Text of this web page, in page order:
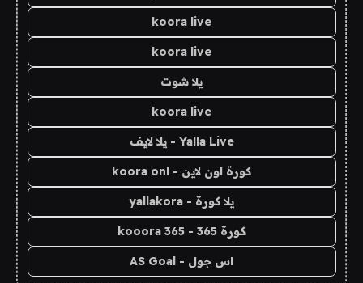
koora live
koora live
يلا شوت
koora live
Yalla Live - يلا لايف
كورة اون لاين - koora onl
يلا كورة - yallakora
كورة 365 - kooora 365
اس جول - AS Goal